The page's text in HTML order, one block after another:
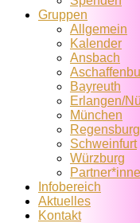
Gruppen
Allgemein
Kalender
Ansbach
Bayreuth
Erlangen/
München
Regensburg
Schweinfurt
Würzburg
Infobereich
Aktuelles
Kontakt